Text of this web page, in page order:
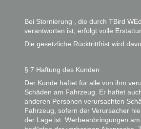
Bei Stornierung , die durch TBird
verantworten ist, erfolgt volle
Die gesetzliche Rücktrittfrist wird
§ 7 Haftung des Kunden
Der Kunde haftet für alle von ihm
Schäden am Fahrzeug. Er haftet
anderen Personen verursachten
Fahrzeug, sofern der Verursacher
der Lage ist. Werbeanbringungen